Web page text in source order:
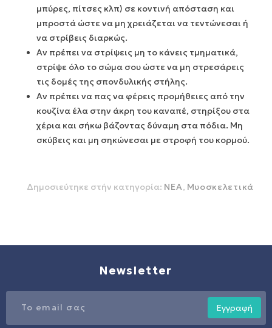
μπύρες, πίτσες κλπ) σε κοντινή απόσταση και
μπροστά ώστε να μη χρειάζεται να τεντώνεσαι ή
να στρίβεις διαρκώς.
Αν πρέπει να στρίψεις μη το κάνεις τμηματικά,
στρίψε όλο το σώμα σου ώστε να μη στρεσάρεις
τις δομές της σπονδυλικής στήλης.
Αν πρέπει να πας να φέρεις προμήθειες από την
κουζίνα έλα στην άκρη του καναπέ, στηρίξου στα
χέρια και σήκω βάζοντας δύναμη στα πόδια. Μη
σκύβεις και μη σηκώνεσαι με στροφή του κορμού.
Δημοσιεύτηκε στήν κατηγορία: ΝΕΑ, Μυοσκελετικά
Newsletter
Εγγραφή